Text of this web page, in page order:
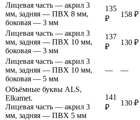
Лицевая часть — акрил 3
мм, задняя — ПВХ 8 мм,
боковая — 3 мм
135
₽
158 ₽
Лицевая часть — акрил 3
мм, задняя — ПВХ 10 мм,
боковая — 3 мм
137
₽
130 ₽
Лицевая часть — акрил 3
мм, задняя — ПВХ 10 мм,
боковая — 5 мм
— —
Объёмные буквы ALS,
Elkamet.
Лицевая часть — акрил 3
мм, задняя — ПВХ 5 мм
141
₽
130 ₽